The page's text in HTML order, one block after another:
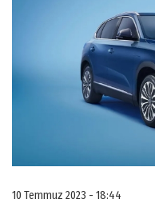
10 Temmuz 2023 - 18:44